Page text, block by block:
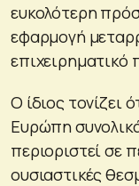
ευκολότερη
εφαρμογή
επιχειρηματικό
Ο ίδιος τονίζει
Ευρώπη
περιοριστεί σε
ουσιαστικές